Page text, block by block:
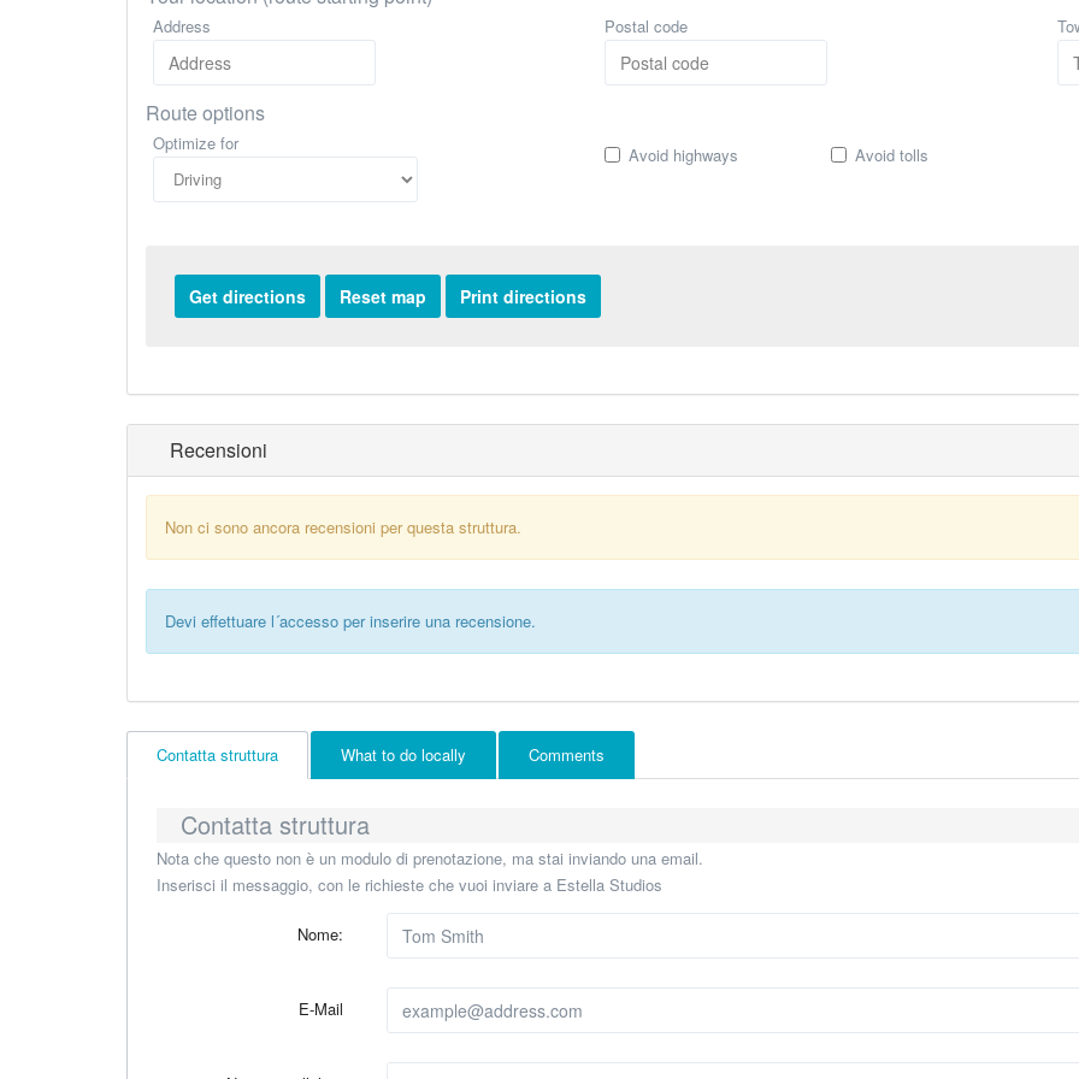
Address Postal code
Route options
Optimize for
Avoid highways Avoid tolls
Recensioni
Non ci sono ancora recensioni per questa struttura.
Devi effettuare l´accesso per inserire una recensione.
Contatta struttura What to do locally Comments
Contatta struttura
Nota che questo non è un modulo di prenotazione, ma stai inviando una email.
Inserisci il messaggio, con le richieste che vuoi inviare a Estella Studios
Nome:
E-Mail